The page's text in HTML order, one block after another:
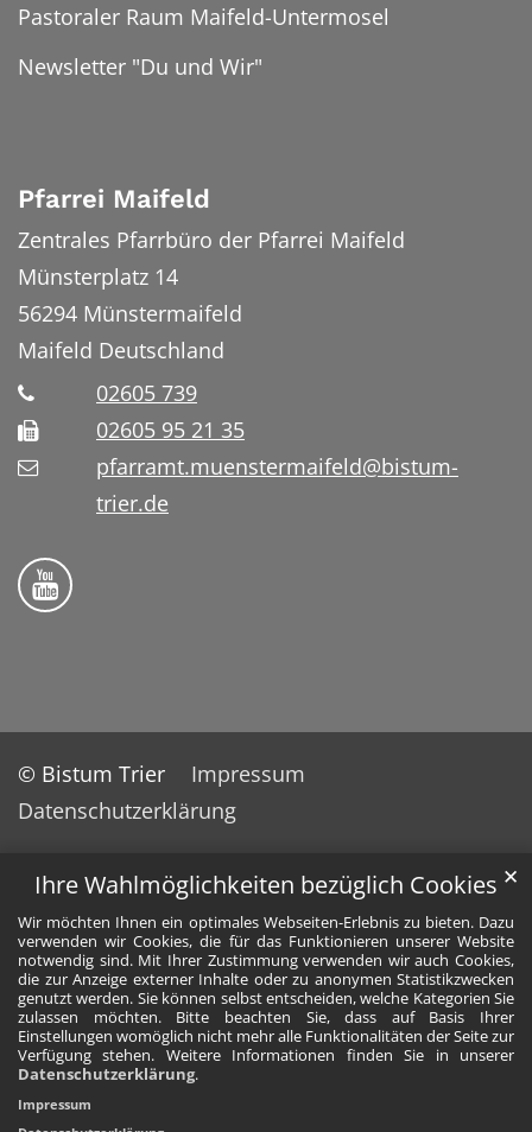
Ihre Wahlmöglichkeiten bezüglich Cookies
Wir möchten Ihnen ein optimales Webseiten-Erlebnis zu bieten. Dazu
verwenden wir Cookies, die für das Funktionieren unserer Website
notwendig sind. Mit Ihrer Zustimmung verwenden wir auch Cookies,
die zur Anzeige externer Inhalte oder zu anonymen Statistikzwecken
genutzt werden. Sie können selbst entscheiden, welche Kategorien Sie
zulassen möchten. Bitte beachten Sie, dass auf Basis Ihrer
Einstellungen womöglich nicht mehr alle Funktionalitäten der Seite zur
Verfügung stehen. Weitere Informationen finden Sie in unserer
Datenschutzerklärung.
✕
Impressum
Pastoraler Raum Maifeld-Untermosel
Newsletter "Du und Wir"
Pfarrei Maifeld
Zentrales Pfarrbüro der Pfarrei Maifeld
Münsterplatz 14
56294 Münstermaifeld
Maifeld Deutschland
02605 739
02605 95 21 35
pfarramt.muenstermaifeld@bistum-
trier.de
Folge uns auf YouTube
© Bistum Trier
Impressum
Datenschutzerklärung